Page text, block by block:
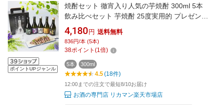
ポイントUPジャンル
焼酎セット 徹宵入り人気の芋焼酎 300ml 5本
飲み比べセット 芋焼酎 25度実用的 プレゼント
ギフト お酒 実用的 長S
4,180 円 送料無料
836円/本 (5本)
38ポイント (1倍)
5本 300ml
4.5(18件)
12:00までの注文で最短8/10お届け
お酒の専門店 リカマン楽天市場店